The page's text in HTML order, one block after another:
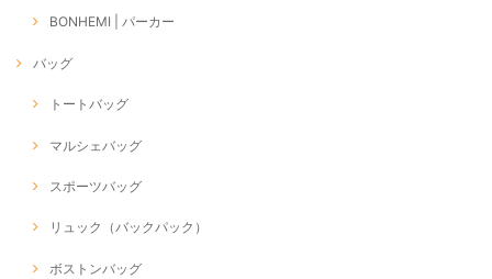
BONHEMI | パーカー
バッグ
トートバッグ
マルシェバッグ
スポーツバッグ
リュック（バックパック）
ボストンバッグ